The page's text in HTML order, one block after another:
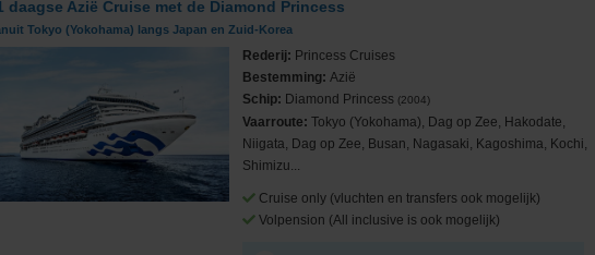
daagse Azië Cruise met de Diamond Princess
Tokyo (Yokohama) langs Japan en Zuid-Korea
Rederij: Princess Cruises
Bestemming:Azië
Schip: Diamond Princess (2004)
Vaarroute:Tokyo (Yokohama), Dag op Zee, Hakodate,
Niigata, Dag op Zee, Busan, Nagasaki, Kagoshima, Kochi,
Shimizu...
Cruise only (vluchten en transfers ook mogelijk)
Volpension (All inclusive is ook mogelijk)